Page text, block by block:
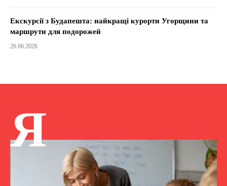
Екскурсії з Будапешта: найкращі курорти Угорщини та
маршрути для подорожей
26.06.2026
Я